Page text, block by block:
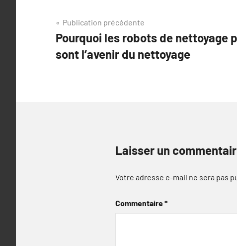
Navigation
de
l’article
Publication précédente
Pourquoi les robots de nettoyage
sont l’avenir du nettoyage
Laisser un
Votre adresse e-mail ne sera pas
Commentaire*